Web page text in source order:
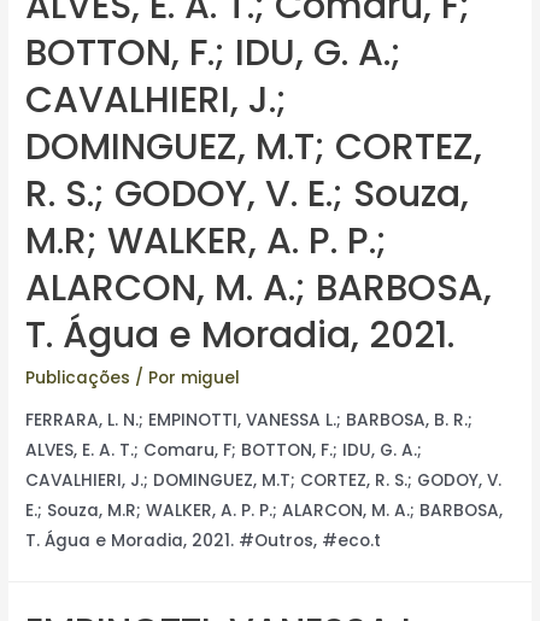
BOTTON, F.; IDU, G. A.;
CAVALHIERI, J.;
DOMINGUEZ, M.T; CORTEZ,
R. S.; GODOY, V. E.; Souza,
M.R; WALKER, A. P. P.;
ALARCON, M. A.; BARBOSA,
T. Água e Moradia, 2021.
Publicações / Por miguel
FERRARA, L. N.; EMPINOTTI, VANESSA L.; BARBOSA, B. R.;
ALVES, E. A. T.; Comaru, F; BOTTON, F.; IDU, G. A.;
CAVALHIERI, J.; DOMINGUEZ, M.T; CORTEZ, R. S.; GODOY, V.
E.; Souza, M.R; WALKER, A. P. P.; ALARCON, M. A.; BARBOSA,
T. Água e Moradia, 2021. #Outros, #eco.t